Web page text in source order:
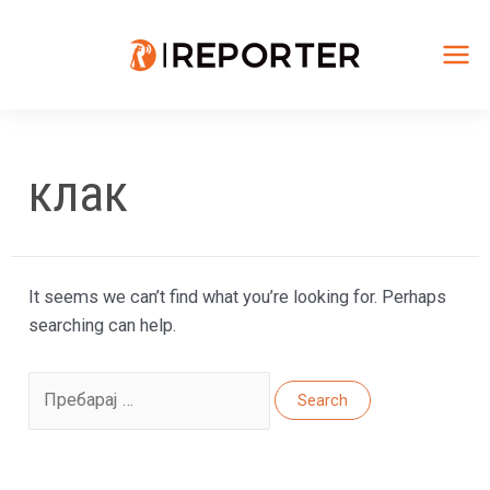
клак
It seems we can’t find what you’re looking for. Perhaps
searching can help.